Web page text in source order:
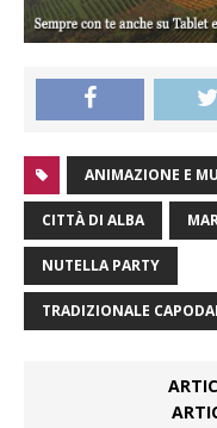
ANIMAZIONE E
CITTÀ DI ALBA
NUTELLA PARTY
TRADIZIONALE